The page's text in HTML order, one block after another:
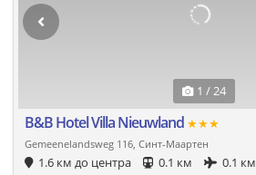
1 / 24
B&B Hotel Villa Nieuwland ★★★
Gemeenelandsweg 116, Синт-Маартен
1.6 км до центра 0.1 км
0.1 км